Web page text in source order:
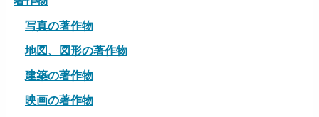
写真の著作物
地図、図形の著作物
建築の著作物
映画の著作物